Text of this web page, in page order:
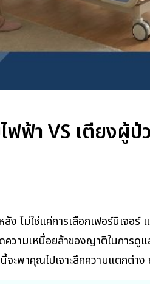
ฟฟ้า VS เตียงผู้
ง ไม่ใช่แค่การเลือกเฟอร์นิเจอร์
วามเหนื่อยล้าของญาติในการดู
จะพาคุณไปเจาะลึกความแตกต่า